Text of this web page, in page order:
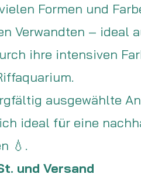
Formen und
Verwandten – ideal
ihre intensiven
ausgewählte
ideal für eine
💧.
und Versand